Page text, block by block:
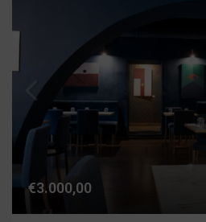
€3.000,00